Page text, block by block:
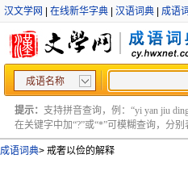
汉文学网 在线新华字典 汉语词典 成语
成语名称
提示： 支持拼音查询，例：“yi yan jiu
在关键字中加“?”或“*”可模糊查询，分别
成语词典> 戒奢以俭的解释